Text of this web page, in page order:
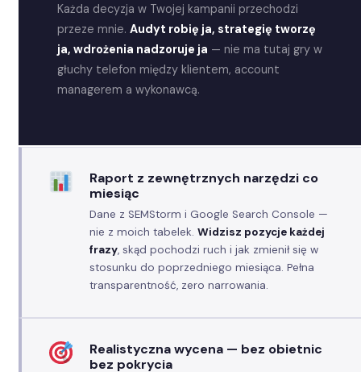
Każda decyzja w Twojej kampanii przechodzi
przeze mnie. Audyt robię ja, strategię tworzę
ja, wdrożenia nadzoruje ja — nie ma tutaj gry w
głuchy telefon między klientem, account
managerem a wykonawcą.
Raport z zewnętrznych narzędzi co
miesiąc
Dane z SEMStorm i Google Search Console —
nie z moich tabelek. Widzisz pozycje każdej
frazy, skąd pochodzi ruch i jak zmienił się w
stosunku do poprzedniego miesiąca. Pełna
transparentność, zero narrowania.
Realistyczna wycena — bez obietnic
bez pokrycia